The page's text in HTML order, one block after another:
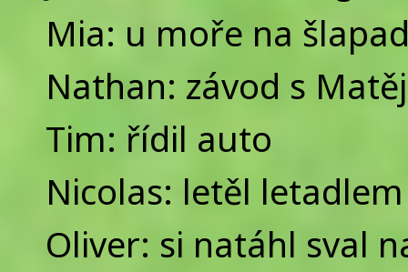
Mia: u moře na
Nathan: závod s
Tim: řídil auto
Nicolas: letěl
Oliver: si natáhl sval